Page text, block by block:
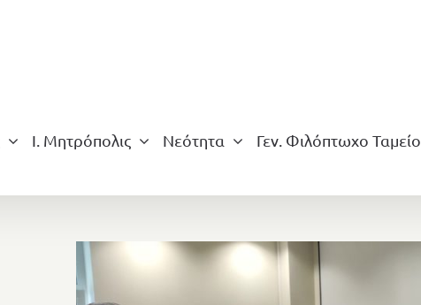
Ι. Μητρόπολις Νεότητα Γεν. Φιλόπτωχο Ταμείο